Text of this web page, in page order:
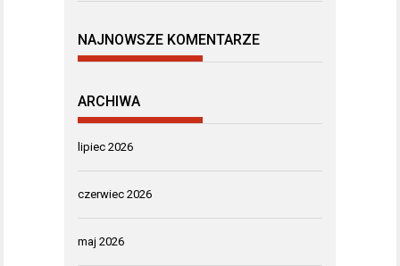
NAJNOWSZE KOMENTARZE
ARCHIWA
lipiec 2026
czerwiec 2026
maj 2026